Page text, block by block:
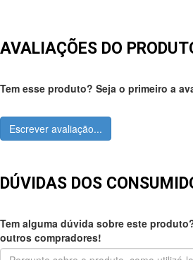
AVALIAÇÕES DO
Tem esse produto? Seja o primeiro a
Escrever avaliação...
DÚVIDAS DOS
Tem alguma dúvida sobre este
outros compradores!